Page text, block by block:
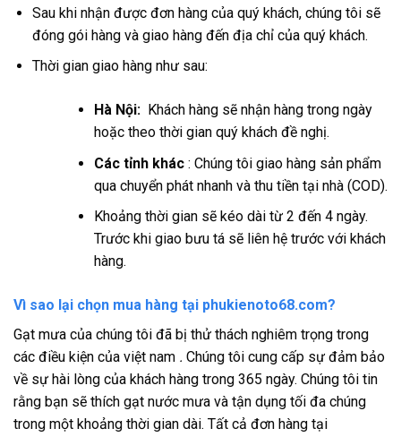
Sau khi nhận được đơn hàng của quý khách, chúng tôi sẽ
đóng gói hàng và giao hàng đến địa chỉ của quý khách.
Thời gian giao hàng như sau:
Hà Nội:Khách hàng sẽ nhận hàng trong ngày
hoặc theo thời gian quý khách đề nghị.
Các tỉnh khác: Chúng tôi giao hàng sản phẩm
qua chuyển phát nhanh và thu tiền tại nhà (COD).
Khoảng thời gian sẽ kéo dài từ 2 đến 4 ngày.
Trước khi giao bưu tá sẽ liên hệ trước với khách
hàng.
Vì sao lại chọn mua hàng tại phukienoto68.com?
Gạt mưa của chúng tôi đã bị thử thách nghiêm trọng trong
các điều kiện của việt nam . Chúng tôi cung cấp sự đảm bảo
về sự hài lòng của khách hàng trong 365 ngày. Chúng tôi tin
rằng bạn sẽ thích gạt nước mưa và tận dụng tối đa chúng
trong một khoảng thời gian dài. Tất cả đơn hàng tại